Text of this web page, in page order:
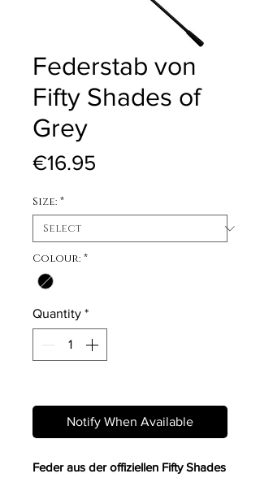
Federstab von
Fifty Shades of
Grey
€16.95
Size: *
Colour: *
Quantity *
Notify When Available
Feder aus der offiziellen Fifty Shades